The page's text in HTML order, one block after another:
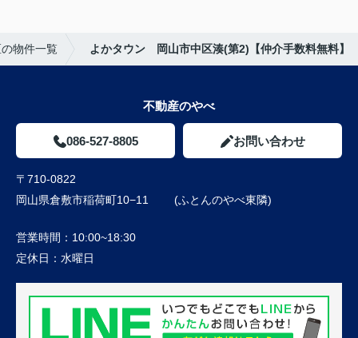
物件一覧 よかタウン 岡山市中区湊(第2)【仲介手数料無料】
不動産のやべ
086-527-8805 お問い合わせ
〒710-0822
岡山県倉敷市稲荷町10−11 (ふとんのやべ東隣)
営業時間： 10:00~18:30
定休日： 水曜日